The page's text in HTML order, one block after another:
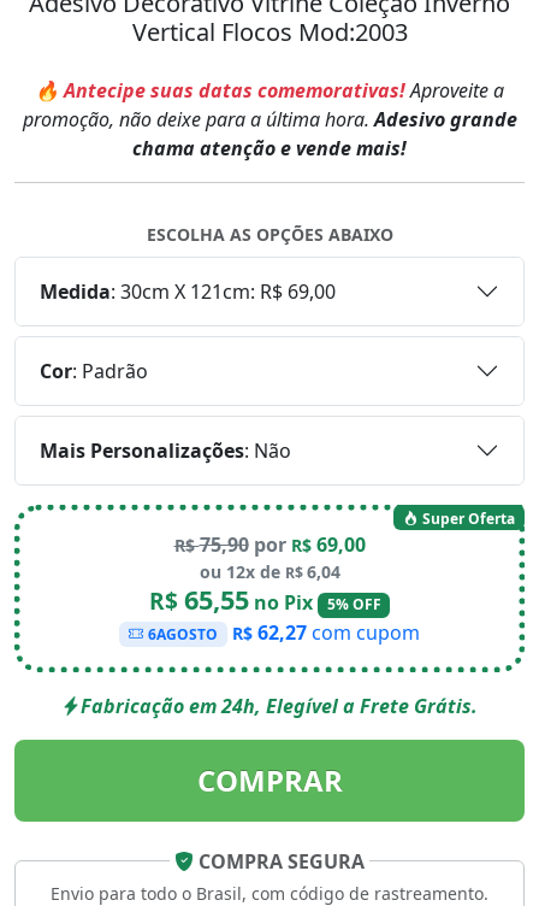
Vertical Flocos Mod:2003
🔥 Antecipe suas datas comemorativas!Aproveite a
promoção, não deixe para a última hora.Adesivo grande
chama atenção e vende mais!
ESCOLHA AS OPÇÕES ABAIXO
Medida: 30cm X 121cm: R$ 69,00
Cor: Padrão
Mais Personalizações: Não
Super Oferta
R$75,90por R$ 69,00
ou 12x de R$6,04
R$65,55no Pix
5% OFF
6AGOSTO
R$ 62,27com cupom
Fabricação em 24h, Elegível a Frete Grátis.
COMPRAR
COMPRA SEGURA
Envio para todo o Brasil, com código de rastreamento.